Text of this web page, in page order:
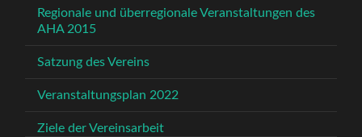
Regionale und überregionale Veranstaltungen des
AHA 2015
Satzung des Vereins
Veranstaltungsplan 2022
Ziele der Vereinsarbeit